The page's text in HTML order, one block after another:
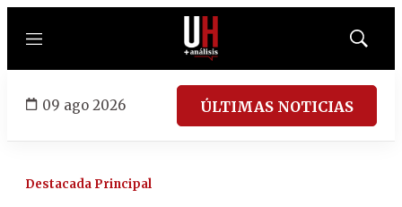
Menú
Mostrar
09 ago 2026 ÚLTIMAS NOTICIAS
Destacada Principal